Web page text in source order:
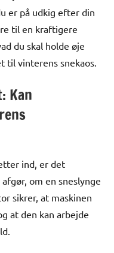
er på udkig efter din
til en kraftigere
du skal holde øje
til vinterens snekaos.
Kan
ind, er det
om en sneslynge
sikrer, at maskinen
at den kan arbejde